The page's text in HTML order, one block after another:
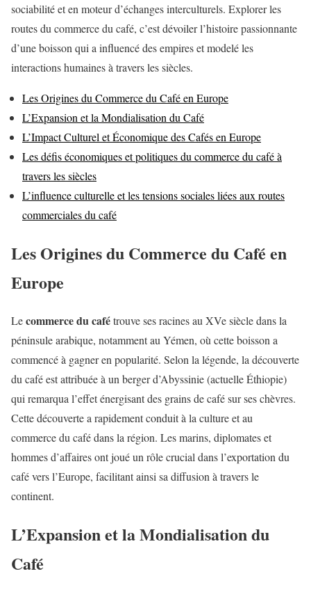
sociabilité et en moteur d’échanges interculturels. Explorer les
routes du commerce du café, c’est dévoiler l’histoire passionnante
d’une boisson qui a influencé des empires et modelé les
interactions humaines à travers les siècles.
Les Origines du Commerce du Café en Europe
L’Expansion et la Mondialisation du Café
L’Impact Culturel et Économique des Cafés en Europe
Les défis économiques et politiques du commerce du café à
travers les siècles
L’influence culturelle et les tensions sociales liées aux routes
commerciales du café
Les Origines du Commerce du Café en
Europe
Lecommerce du cafétrouve ses racines au XVe siècle dans la
péninsule arabique, notamment au Yémen, où cette boisson a
commencé à gagner en popularité. Selon la légende, la découverte
du café est attribuée à un berger d’Abyssinie (actuelle Éthiopie)
qui remarqua l’effet énergisant des grains de café sur ses chèvres.
Cette découverte a rapidement conduit à la culture et au
commerce du café dans la région. Les marins, diplomates et
hommes d’affaires ont joué un rôle crucial dans l’exportation du
café vers l’Europe, facilitant ainsi sa diffusion à travers le
continent.
L’Expansion et la Mondialisation du
Café